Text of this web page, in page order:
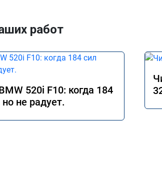
работ
520i F10: когда 184
не радует.